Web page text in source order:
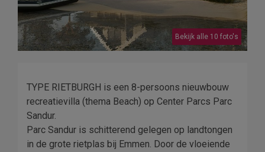
Bekijk alle 10 foto's
TYPE RIETBURGH is een 8-persoons nieuwbouw
recreatievilla (thema Beach) op Center Parcs Parc
Sandur.
Parc Sandur is schitterend gelegen op landtongen
in de grote rietplas bij Emmen. Door de vloeiende